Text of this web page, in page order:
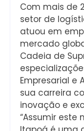
Com mais de
setor de
atuou em
mercado
Cadeia de
Empresarial e
sua carreira
inovação e
“Assumir este